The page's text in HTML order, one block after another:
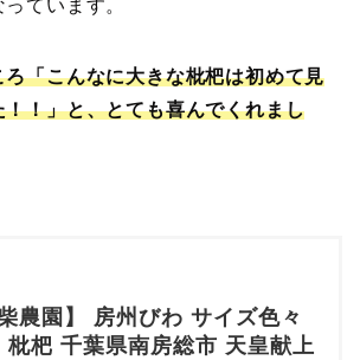
ています。
「こんなに大きな枇杷は初めて見
！」と、とても喜んでくれまし
農園】 房州びわ サイズ色々
杷 千葉県南房総市 天皇献上